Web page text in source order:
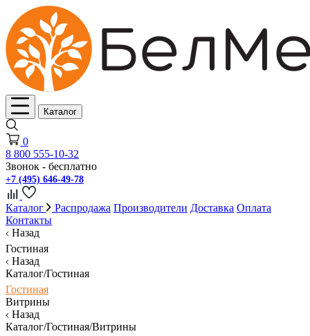
Каталог
0
8 800 555-10-32
Звонок - бесплатно
+7 (495) 646-49-78
Каталог Распродажа Производители Доставка Оплата
Контакты
Назад
Гостиная
Назад
Каталог/Гостиная
Гостиная
Витрины
Назад
Каталог/Гостиная/Витрины